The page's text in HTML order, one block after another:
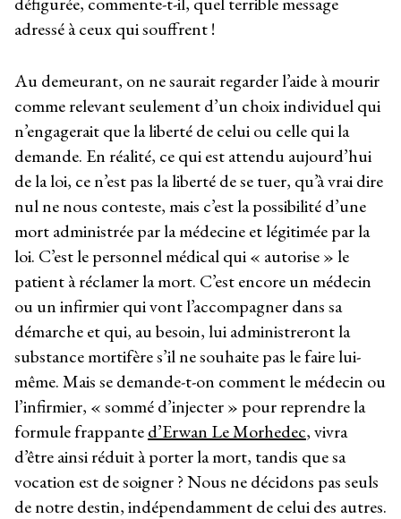
adressé à ceux qui souffrent !
Au demeurant, on ne saurait regarder l’aide à mourir
comme relevant seulement d’un choix individuel qui
n’engagerait que la liberté de celui ou celle qui la
demande. En réalité, ce qui est attendu aujourd’hui
de la loi, ce n’est pas la liberté de se tuer, qu’à vrai dire
nul ne nous conteste, mais c’est la possibilité d’une
mort administrée par la médecine et légitimée par la
loi. C’est le personnel médical qui « autorise » le
patient à réclamer la mort. C’est encore un médecin
ou un infirmier qui vont l’accompagner dans sa
démarche et qui, au besoin, lui administreront la
substance mortifère s’il ne souhaite pas le faire lui-
même. Mais se demande-t-on comment le médecin ou
l’infirmier, « sommé d’injecter » pour reprendre la
formule frappanted’Erwan Le Morhedec, vivra
d’être ainsi réduit à porter la mort, tandis que sa
vocation est de soigner ? Nous ne décidons pas seuls
de notre destin, indépendamment de celui des autres.